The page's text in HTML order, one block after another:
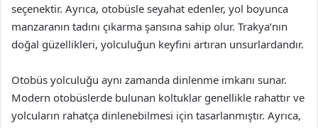
seçenektir. Ayrıca, otobüsle seyahat edenler, yol boyunca
manzaranın tadını çıkarma şansına sahip olur. Trakya’nın
doğal güzellikleri, yolculuğun keyfini artıran unsurlardandır.
Otobüs yolculuğu aynı zamanda dinlenme imkanı sunar.
Modern otobüslerde bulunan koltuklar genellikle rahattır ve
yolcuların rahatça dinlenebilmesi için tasarlanmıştır. Ayrıca,